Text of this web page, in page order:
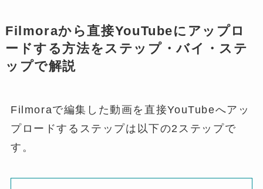
Filmoraから直接YouTubeにアップロ
ードする方法をステップ・バイ・ステ
ップで解説
Filmoraで編集した動画を直接YouTubeへアッ
プロードするステップは以下の2ステップで
す。